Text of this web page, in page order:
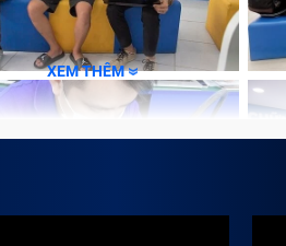
hỏng nặng khó sửa chữa.
vấn đề: bạn bật máy tính HP
hoạt động.
hay không có bất kỳ tín hiệu
XEM THÊM